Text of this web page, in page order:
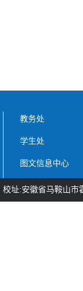
教务处
学生处
图文信息中心
校址:安徽省马鞍山市